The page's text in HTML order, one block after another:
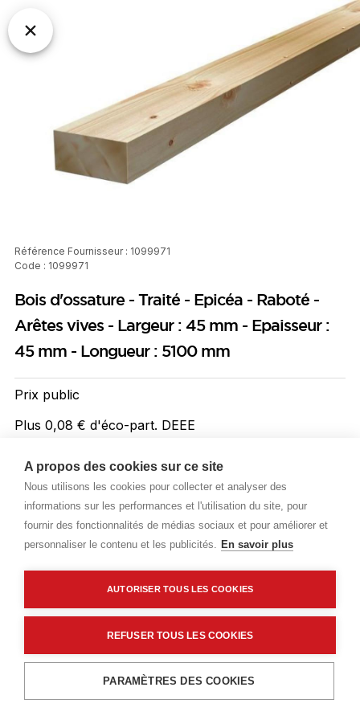
A propos des cookies sur ce site
Nous utilisons les cookies pour collecter et analyser des
informations sur les performances et l'utilisation du site, pour
fournir des fonctionnalités de médias sociaux et pour améliorer et
personnaliser le contenu et les publicités. En savoir plus
AUTORISER TOUS LES COOKIES
REFUSER TOUS LES COOKIES
PARAMÈTRES DES COOKIES
Référence Fournisseur : 1099971
Code : 1099971
Bois d'ossature - Traité - Epicéa - Raboté -
Arêtes vives - Largeur : 45 mm - Epaisseur :
45 mm - Longueur : 5100 mm
Prix public
Plus 0,08 € d'éco-part. DEEE
4,18 €TTC /ML
Livraisons & enlèvement
Livraison standard (480 Piece)Disponible en stock
(480 Piece) Disponible en stock
Caractéristiques techniques
Ajouter au panier